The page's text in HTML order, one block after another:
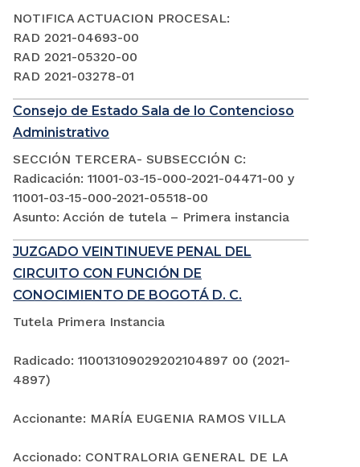
NOTIFICA ACTUACION PROCESAL:
RAD 2021-04693-00
RAD 2021-05320-00
RAD 2021-03278-01
Consejo de Estado Sala de lo Contencioso
Administrativo
SECCIÓN TERCERA- SUBSECCIÓN C:
Radicación: 11001-03-15-000-2021-04471-00 y
11001-03-15-000-2021-05518-00
Asunto: Acción de tutela – Primera instancia
JUZGADO VEINTINUEVE PENAL DEL
CIRCUITO CON FUNCIÓN DE
CONOCIMIENTO DE BOGOTÁ D. C.
Tutela Primera Instancia
Radicado: 110013109029202104897 00 (2021-
4897)
Accionante: MARÍA EUGENIA RAMOS VILLA
Accionado: CONTRALORIA GENERAL DE LA